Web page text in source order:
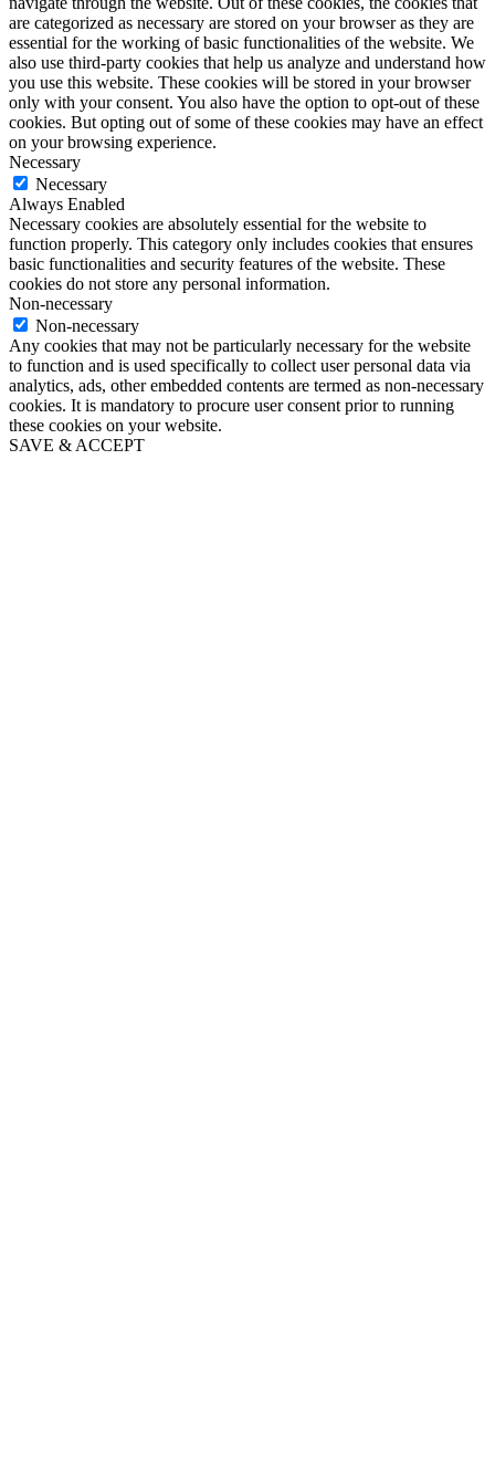
are categorized as necessary are stored on your browser as they are
essential for the working of basic functionalities of the website. We
also use third-party cookies that help us analyze and understand how
you use this website. These cookies will be stored in your browser
only with your consent. You also have the option to opt-out of these
cookies. But opting out of some of these cookies may have an effect
on your browsing experience.
Necessary
Necessary
Always Enabled
Necessary cookies are absolutely essential for the website to
function properly. This category only includes cookies that ensures
basic functionalities and security features of the website. These
cookies do not store any personal information.
Non-necessary
Non-necessary
Any cookies that may not be particularly necessary for the website
to function and is used specifically to collect user personal data via
analytics, ads, other embedded contents are termed as non-necessary
cookies. It is mandatory to procure user consent prior to running
these cookies on your website.
SAVE & ACCEPT